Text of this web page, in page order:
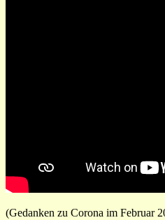
(Gedanken zu Corona im Februar